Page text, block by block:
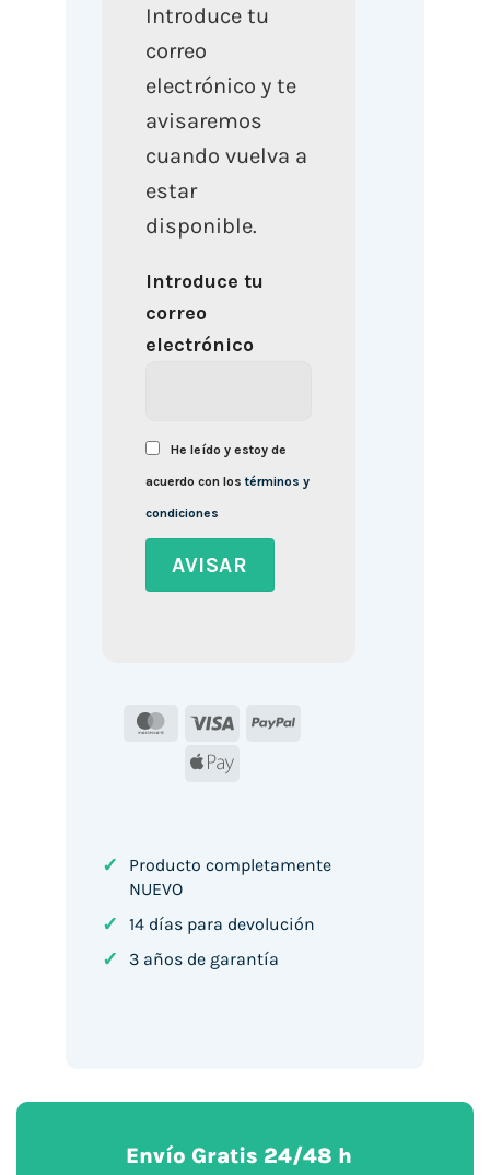
Introduce tu
correo
electrónico y te
avisaremos
cuando vuelva a
estar
disponible.
Introduce tu
correo
electrónico
He leído y estoy de
acuerdo con lostérminos y
condiciones
MasterCard
Visa
PayPal
Apple
✓
Producto completamente
NUEVO
✓ 14 días para devolución
✓ 3 años de garantía
Envío Gratis 24/48 h